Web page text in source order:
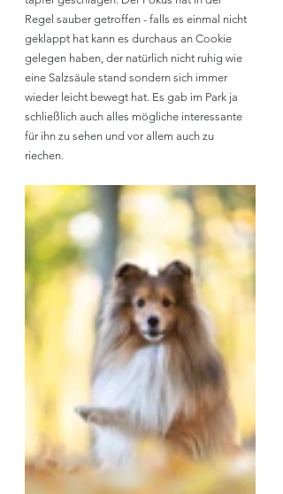
Regel sauber getroffen - falls es einmal nicht
geklappt hat kann es durchaus an Cookie
gelegen haben, der natürlich nicht ruhig wie
eine Salzsäule stand sondern sich immer
wieder leicht bewegt hat. Es gab im Park ja
schließlich auch alles mögliche interessante
für ihn zu sehen und vor allem auch zu
riechen.